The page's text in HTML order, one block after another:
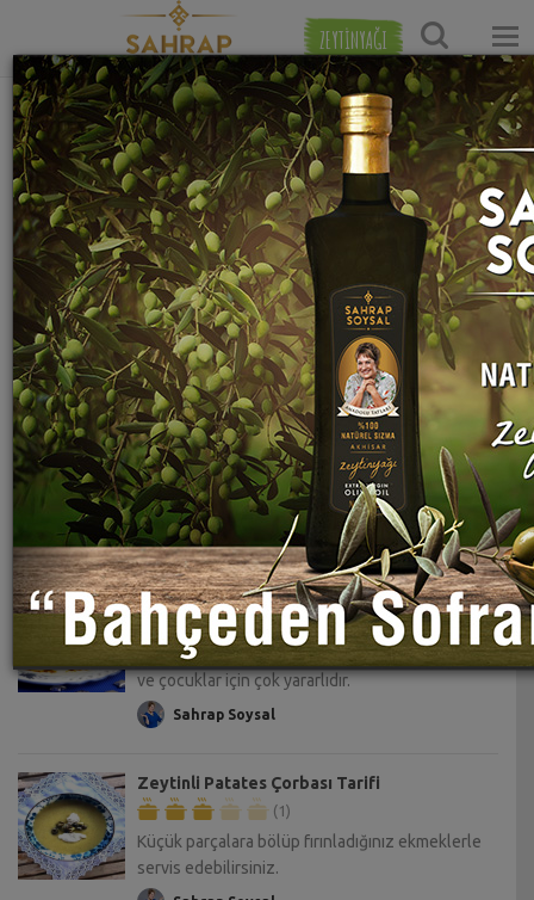
ZEYTİNYAĞI
Ana Sayfa Çorba Tarifleri Sebze Çorbası Tarifleri
Ispanak Çorbası Tarifi
(0)
Bu leziz ve çok sevilen çorba, özellikle hastalar
ve çocuklar için çok yararlıdır.
Sahrap Soysal
Zeytinli Patates Çorbası Tarifi
(1)
Küçük parçalara bölüp fırınladığınız ekmeklerle
servis edebilirsiniz.